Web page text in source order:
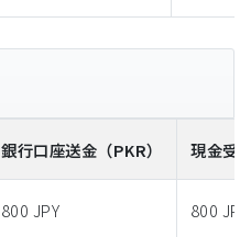
銀行口座送金 （PKR） 現金受
800 JPY 800 JPY